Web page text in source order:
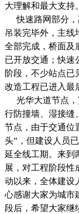
大理解和最大支持。
快速路网部分
吊装完毕外，主线
全部完成，桥面及
已开放交通；快速
阶段，不少站点
改造工程已进入最
光华大道节点
行防撞墙、湿接缝
节点，由于交通位
头”，但建设人员
延全线工期。来到
展，对工程阶段性
动以来，全体建设
心感谢大家为城市
段后，希望大家继